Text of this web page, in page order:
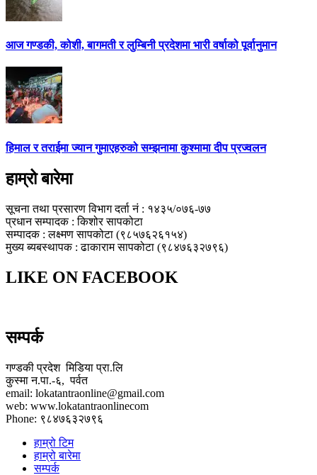
आज गण्डकी, कोशी, बागमती र लुम्बिनी प्रदेशमा भारी वर्षाको पूर्वानुमान
हिमाल र तराईमा ज्यान गुमाएहरुको सम्झनामा कुश्मामा दीप प्रज्वलन
हाम्रो बारेमा
सूचना तथा प्रसारण विभाग दर्ता नं : १४३५/०७६-७७
प्रधान सम्पादक : किशोर सापकोटा
सम्पादक : लक्ष्मण सापकोटा (९८५७६२६१५४)
मुख्य ब्यबस्थापक : ढाकाराम सापकोटा (९८४७६३२७९६)
LIKE ON FACEBOOK
सम्पर्क
गण्डकी प्रदेश मिडिया प्रा.लि
कुस्मा न.पा.-६, पर्वत
email: lokatantraonline@gmail.com
web: www.lokatantraonlinecom
Phone: ९८४७६३२७९६
हाम्रो टिम
हाम्रो बारेमा
सम्पर्क